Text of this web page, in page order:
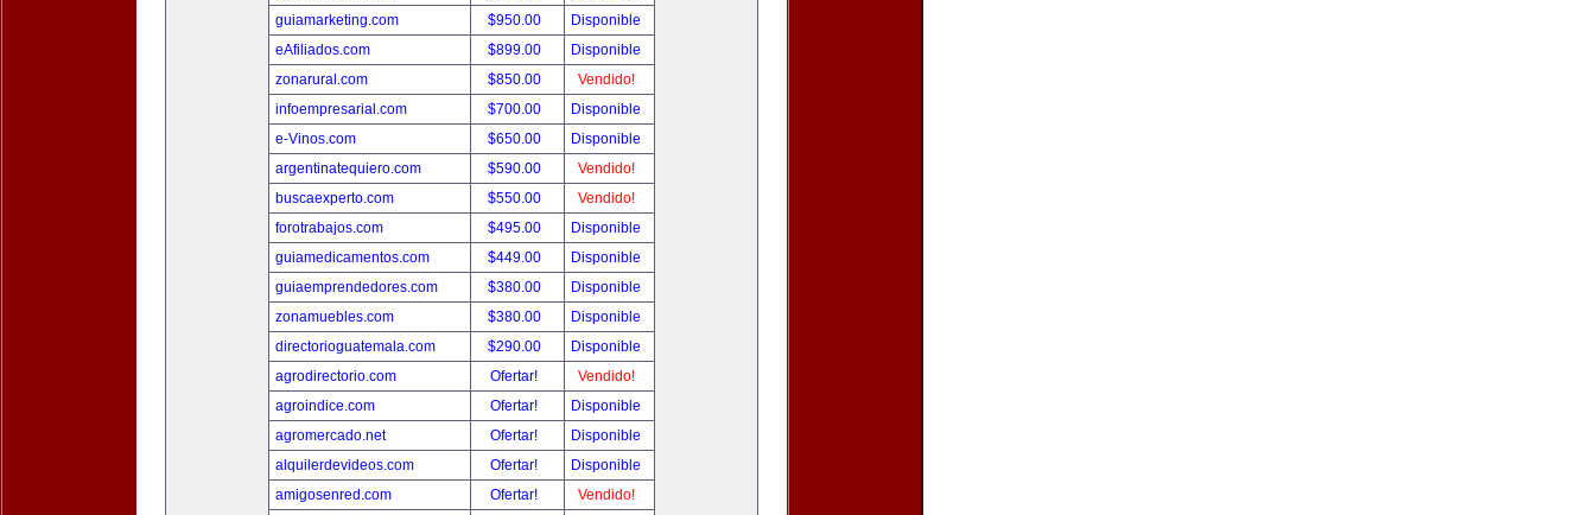
guiamarketing.com
$950.00
Disponible
eAfiliados.com
$899.00
Disponible
zonarural.com
$850.00
Vendido!
infoempresarial.com
$700.00
Disponible
e-Vinos.com
$650.00
Disponible
argentinatequiero.com
$590.00
Vendido!
buscaexperto.com
$550.00
Vendido!
forotrabajos.com
$495.00
Disponible
guiamedicamentos.com
$449.00
Disponible
guiaemprendedores.com
$380.00
Disponible
zonamuebles.com
$380.00
Disponible
directorioguatemala.com
$290.00
Disponible
agrodirectorio.com
Ofertar!
Vendido!
agroindice.com
Ofertar!
Disponible
agromercado.net
Ofertar!
Disponible
alquilerdevideos.com
Ofertar!
Disponible
amigosenred.com
Ofertar!
Vendido!